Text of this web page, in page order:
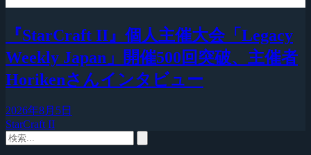
『StarCraft II』個人主催大会「Legacy
Weekly Japan」開催500回突破、主催者
Horikenさんインタビュー
2026年8月5日
StarCraft II